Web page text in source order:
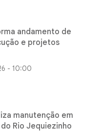
andamento de
e projetos
- 10:00
manutenção em
Rio Jequiezinho